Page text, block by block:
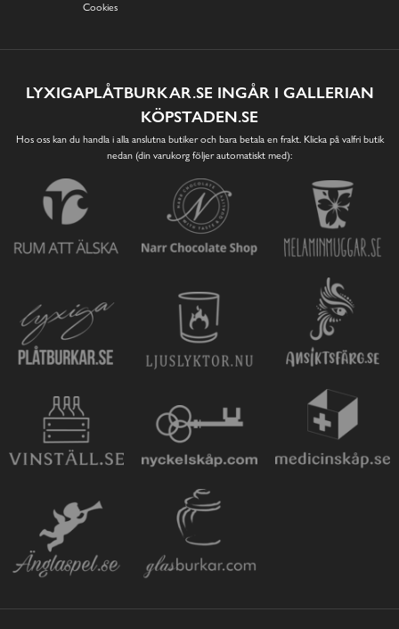
Cookies
LYXIGAPLÅTBURKAR.SE INGÅR I GALLERIAN
KÖPSTADEN.SE
Hos oss kan du handla i alla anslutna butiker och bara betala en frakt. Klicka på valfri butik
nedan (din varukorg följer automatiskt med):